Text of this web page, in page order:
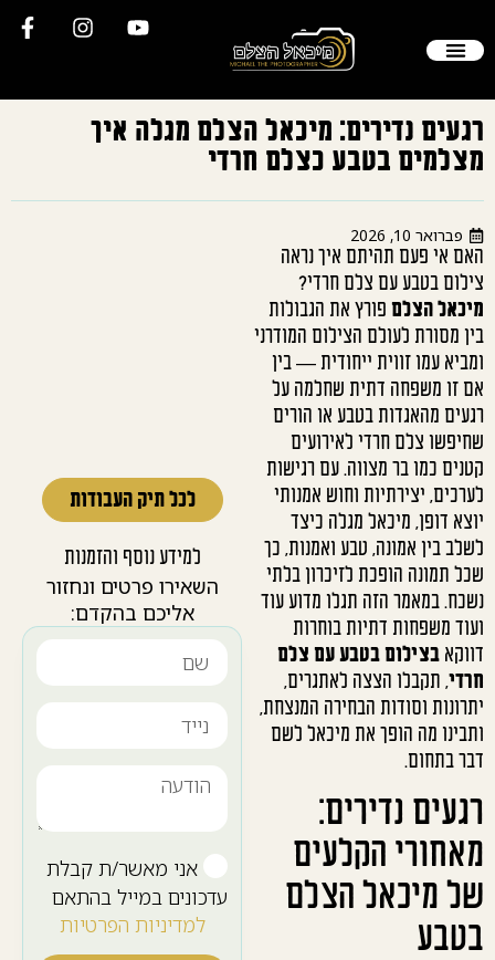
רגעים נדירים: מיכאל הצלם מגלה איך
מצלמים בטבע כצלם חרדי
פברואר 10, 2026
האם אי פעם תהיתם איך נראה
צילום בטבע עם צלם חרדי?
מיכאל הצלם פורץ את הגבולות
בין מסורת לעולם הצילום המודרני
ומביא עמו זווית ייחודית — בין
אם זו משפחה דתית שחלמה על
רגעים מהאגדות בטבע או הורים
שחיפשו צלם חרדי לאירועים
קטנים כמו בר מצווה. עם רגישות
לערכים, יצירתיות וחוש אמנותי
יוצא דופן, מיכאל מגלה כיצד
לשלב בין אמונה, טבע ואמנות, כך
שכל תמונה הופכת לזיכרון בלתי
נשכח. במאמר הזה תגלו מדוע עוד
ועוד משפחות דתיות בוחרות
דווקא בצילום בטבע עם צלם
חרדי, תקבלו הצצה לאתגרים,
יתרונות וסודות הבחירה המנצחת,
ותבינו מה הופך את מיכאל לשם
דבר בתחום.
רגעים נדירים:
מאחורי הקלעים
של מיכאל הצלם
בטבע
לכל תיק העבודות
למידע נוסף והזמנות
השאירו פרטים ונחזור
אליכם בהקדם:
אני מאשר/ת קבלת
עדכונים במייל בהתאם
למדיניות הפרטיות